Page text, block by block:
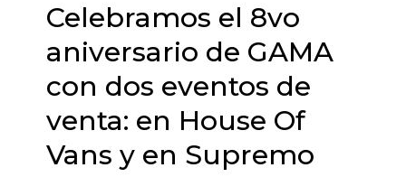
Celebramos el 8vo
aniversario de GAMA
con dos eventos de
venta: en House Of
Vans y en Supremo